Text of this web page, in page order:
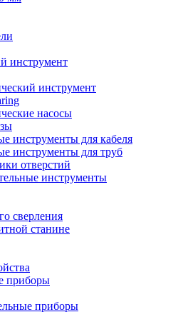
инструмент
инструмент
насосы
инструменты для кабеля
инструменты для труб
отверстий
инструменты
сверления
станине
приборы
приборы